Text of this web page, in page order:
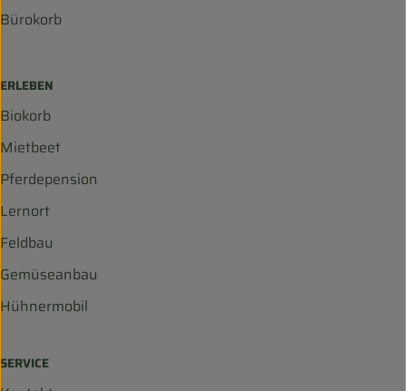
Bürokorb
ERLEBEN
Biokorb
Mietbeet
Pferdepension
Lernort
Feldbau
Gemüseanbau
Hühnermobil
SERVICE